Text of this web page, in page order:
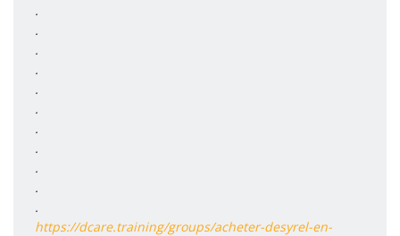
.
.
.
.
.
.
.
.
.
.
.
https://dcare.training/groups/acheter-desyrel-en-